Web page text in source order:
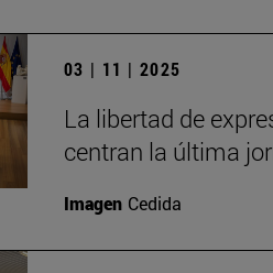
03 | 11 | 2025
La libertad de
centran la última
Imagen Cedida